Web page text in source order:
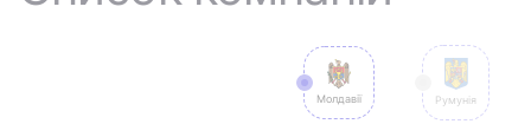
Молдавії Румунія